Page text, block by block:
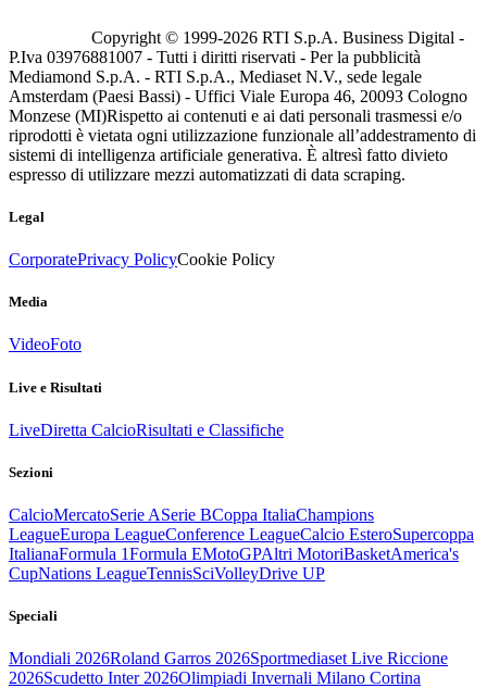
Copyright © 1999-2026 RTI S.p.A. Business Digital -
P.Iva 03976881007 - Tutti i diritti riservati - Per la pubblicità
Mediamond S.p.A. - RTI S.p.A., Mediaset N.V., sede legale
Amsterdam (Paesi Bassi) - Uffici Viale Europa 46, 20093 Cologno
Monzese (MI)Rispetto ai contenuti e ai dati personali trasmessi e/o
riprodotti è vietata ogni utilizzazione funzionale all’addestramento di
sistemi di intelligenza artificiale generativa. È altresì fatto divieto
espresso di utilizzare mezzi automatizzati di data scraping.
Legal
CorporatePrivacy PolicyCookie Policy
Media
VideoFoto
Live e Risultati
LiveDiretta CalcioRisultati e Classifiche
Sezioni
CalcioMercatoSerie ASerie BCoppa ItaliaChampions
LeagueEuropa LeagueConference LeagueCalcio EsteroSupercoppa
ItalianaFormula 1Formula EMotoGPAltri MotoriBasketAmerica's
CupNations LeagueTennisSciVolleyDrive UP
Speciali
Mondiali 2026Roland Garros 2026Sportmediaset Live Riccione
2026Scudetto Inter 2026Olimpiadi Invernali Milano Cortina